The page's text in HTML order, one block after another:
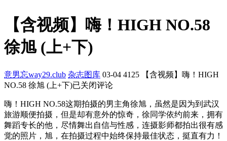
【含视频】嗨！HIGH NO.58
徐旭 (上+下)
意男忘way29.club 杂志图库 03-04 4125
【含视频】嗨！HIGH
NO.58 徐旭 (上+下)已关闭评论
嗨！HIGH NO.58这期拍摄的男主角徐旭，虽然是因为到武汉
旅游顺便拍摄，但是却有意外的惊奇，徐同学依约前来，拥有
舞蹈专长的他，尽情舞出自信与性感，连摄影师都拍出很有感
觉的照片，旭，在拍摄过程中始终保持最佳状态，挺直有力！